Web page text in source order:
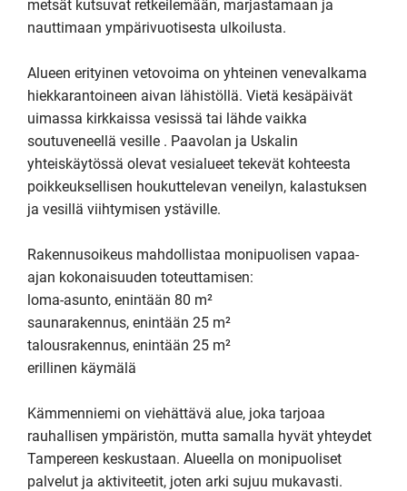
metsät kutsuvat retkeilemään, marjastamaan ja
nauttimaan ympärivuotisesta ulkoilusta.
Alueen erityinen vetovoima on yhteinen venevalkama
hiekkarantoineen aivan lähistöllä. Vietä kesäpäivät
uimassa kirkkaissa vesissä tai lähde vaikka
soutuveneellä vesille . Paavolan ja Uskalin
yhteiskäytössä olevat vesialueet tekevät kohteesta
poikkeuksellisen houkuttelevan veneilyn, kalastuksen
ja vesillä viihtymisen ystäville.
Rakennusoikeus mahdollistaa monipuolisen vapaa-
ajan kokonaisuuden toteuttamisen:
loma-asunto, enintään 80 m²
saunarakennus, enintään 25 m²
talousrakennus, enintään 25 m²
erillinen käymälä
Kämmenniemi on viehättävä alue, joka tarjoaa
rauhallisen ympäristön, mutta samalla hyvät yhteydet
Tampereen keskustaan. Alueella on monipuoliset
palvelut ja aktiviteetit, joten arki sujuu mukavasti.